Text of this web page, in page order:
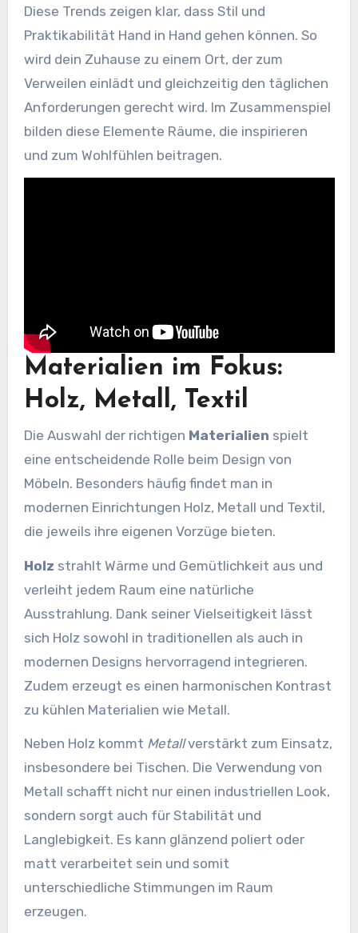
Diese Trends zeigen klar, dass Stil und
Praktikabilität Hand in Hand gehen können. So
wird dein Zuhause zu einem Ort, der zum
Verweilen einlädt und gleichzeitig den täglichen
Anforderungen gerecht wird. Im Zusammenspiel
bilden diese Elemente Räume, die inspirieren
und zum Wohlfühlen beitragen.
Materialien im Fokus:
Holz, Metall, Textil
Die Auswahl der richtigen Materialien spielt
eine entscheidende Rolle beim Design von
Möbeln. Besonders häufig findet man in
modernen Einrichtungen Holz, Metall und Textil,
die jeweils ihre eigenen Vorzüge bieten.
Holz strahlt Wärme und Gemütlichkeit aus und
verleiht jedem Raum eine natürliche
Ausstrahlung. Dank seiner Vielseitigkeit lässt
sich Holz sowohl in traditionellen als auch in
modernen Designs hervorragend integrieren.
Zudem erzeugt es einen harmonischen Kontrast
zu kühlen Materialien wie Metall.
Neben Holz kommt Metallverstärkt zum Einsatz,
insbesondere bei Tischen. Die Verwendung von
Metall schafft nicht nur einen industriellen Look,
sondern sorgt auch für Stabilität und
Langlebigkeit. Es kann glänzend poliert oder
matt verarbeitet sein und somit
unterschiedliche Stimmungen im Raum
erzeugen.